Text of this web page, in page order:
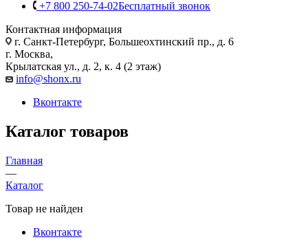
+7 800 250-74-02Бесплатный звонок
Контактная информация
г. Санкт-Петербург, Большеохтинский пр., д. 6
г. Москва,
Крылатская ул., д. 2, к. 4 (2 этаж)
info@shonx.ru
Вконтакте
Каталог товаров
Главная
—
Каталог
Товар не найден
Вконтакте